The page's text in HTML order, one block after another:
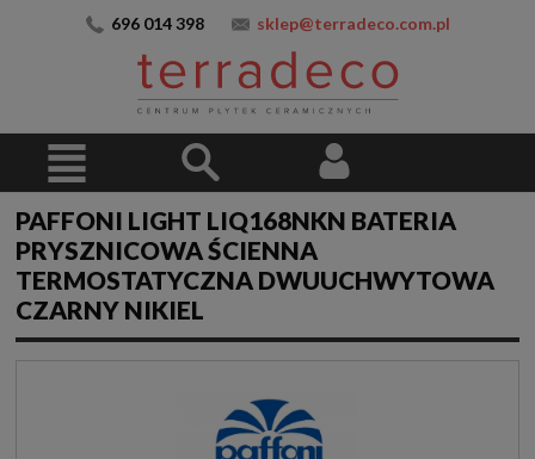
696 014 398 sklep@terradeco.com.pl
PAFFONI LIGHT LIQ168NKN BATERIA
PRYSZNICOWA ŚCIENNA
TERMOSTATYCZNA DWUUCHWYTOWA
CZARNY NIKIEL